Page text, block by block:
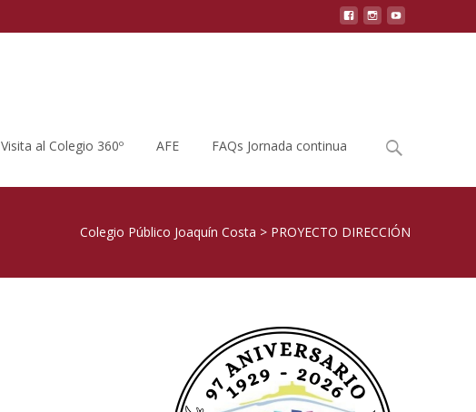
Visita al Colegio 360º AFE FAQs Jornada continua
Buscar
por:
Colegio Público Joaquín Costa > PROYECTO DIRECCIÓN